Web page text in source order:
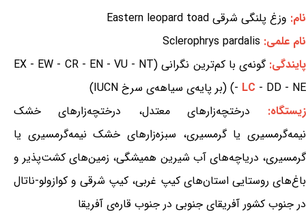
نام: وزغ پلنگی شرقی Eastern leopard toad
نام علمی: Sclerophrys pardalis
پایندگی:
گونه‌ی با کم‌ترین نگرانی (EX - EW - CR - EN - VU - NT
- LC - DD - NE) (بر پایه‌ی سیاهه‌ی سرخ IUCN)
زیستگاه: درختچه‌زارهای معتدل، درختچه‌زارهای خشک
نیمه‌گرمسیری یا گرمسیری، سبزه‌زارهای خشک نیمه‌گرمسیری یا
گرمسیری، دریاچه‌های آب شیرین همیشگی، زمین‌های کشت‌پذیر و
باغ‌های روستایی استان‌های کیپ غربی، کیپ شرقی و کوازولو-ناتال
در جنوب کشور آفریقای جنوبی در جنوب قاره‌ی آفریقا